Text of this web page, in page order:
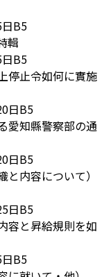
B5
輯
B5
停止令如何に實施
日B5
愛知縣警察部の通
日B5
内容について）
日B5
容と昇給規則を如
B5